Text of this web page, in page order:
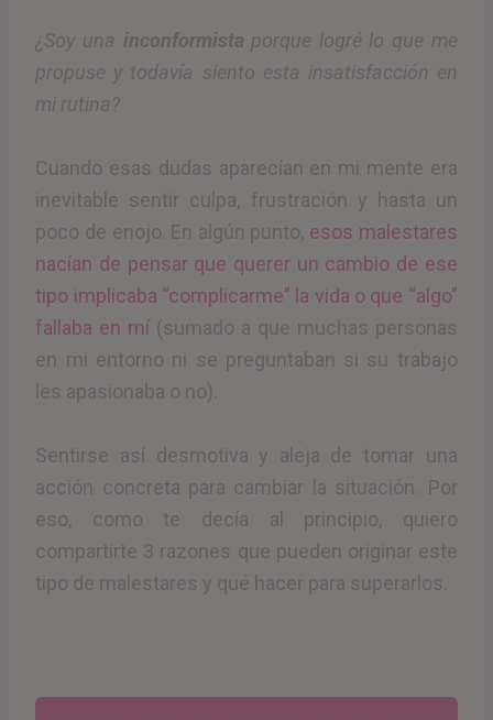
¿Soy una inconformista porque logré lo que me
propuse y todavía siento esta insatisfacción en
mi rutina?
Cuando esas dudas aparecían en mi mente era
inevitable sentir culpa, frustración y hasta un
poco de enojo. En algún punto, esos malestares
nacían de pensar que querer un cambio de ese
tipo implicaba “complicarme” la vida o que “algo”
fallaba en mí (sumado a que muchas personas
en mi entorno ni se preguntaban si su trabajo
les apasionaba o no).
Sentirse así desmotiva y aleja de tomar una
acción concreta para cambiar la situación. Por
eso, como te decía al principio, quiero
compartirte 3 razones que pueden originar este
tipo de malestares y qué hacer para superarlos.